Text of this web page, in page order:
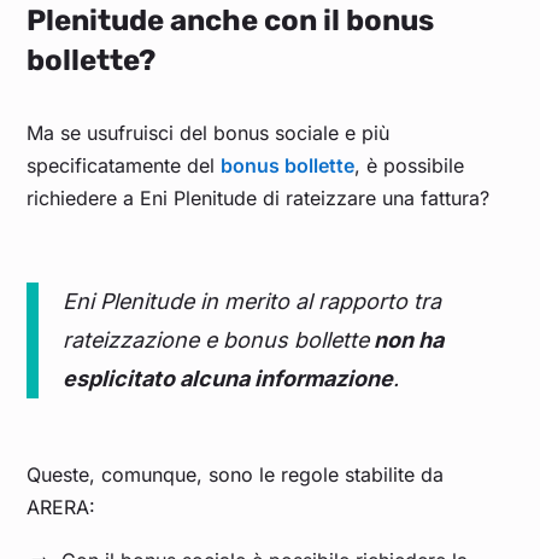
Plenitude anche con il bonus
bollette?
Ma se usufruisci del bonus sociale e più
specificatamente del bonus bollette, è possibile
richiedere a Eni Plenitude di rateizzare una fattura?
Eni Plenitude in merito al rapporto tra
rateizzazione e bonus bollettenon ha
esplicitato alcuna informazione.
Queste, comunque, sono le regole stabilite da
ARERA: